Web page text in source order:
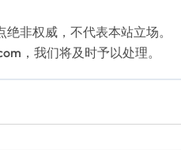
非权威，不代表本站立场。
，我们将及时予以处理。